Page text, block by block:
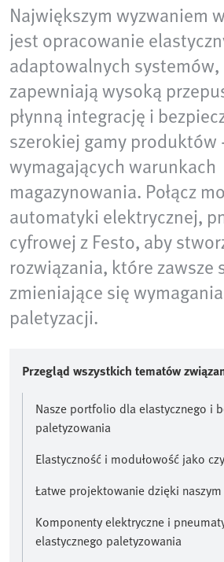
Największym wyzwaniem
jest opracowanie
adaptowalnych
zapewniają wysoką
płynną integrację i
szerokiej gamy produktów
wymagających warunkach
magazynowania. Połącz
automatyki elektrycznej,
cyfrowej z Festo, aby
rozwiązania, które zawsze
zmieniające się
paletyzacji.
Przegląd wszystkich tematów
Nasze portfolio dla elastycznego i
paletyzowania
Elastyczność i modułowość jako
Łatwe projektowanie dzięki
Komponenty elektryczne i
elastycznego paletyzowania